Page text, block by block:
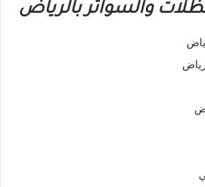
والسواتر بالرياض